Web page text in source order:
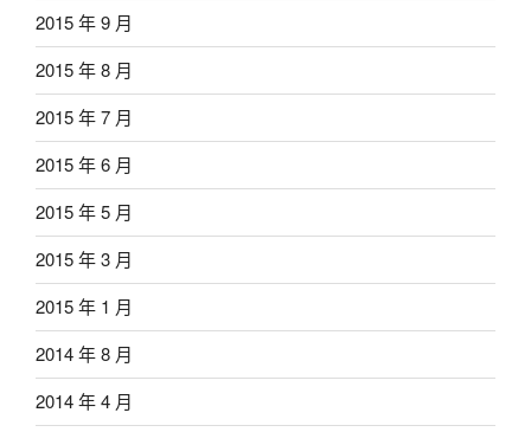
2015 年 9 月
2015 年 8 月
2015 年 7 月
2015 年 6 月
2015 年 5 月
2015 年 3 月
2015 年 1 月
2014 年 8 月
2014 年 4 月